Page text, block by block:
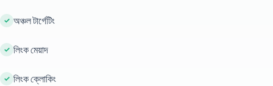
অঞ্চল টার্গেটিং
লিংক মেয়াদ
লিংক ক্লোকিং